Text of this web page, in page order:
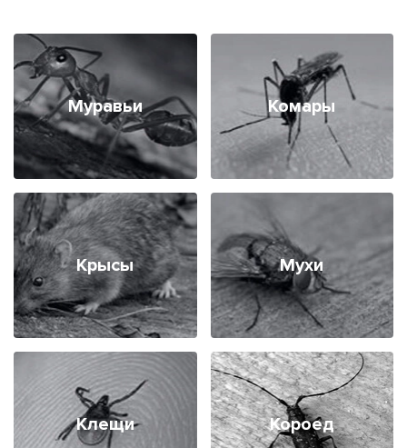
Муравьи Комары
Крысы Мухи
Клещи Короед